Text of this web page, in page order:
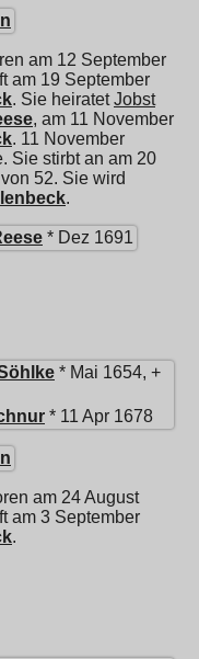
am 12 September
am 19 September
. Sie heiratetJobst
, am 11 November
. 11 November
Sie stirbt an am 20
52. Sie wird
.
* Dez 1691
* Mai 1654, +
* 11 Apr 1678
am 24 August
am 3 September
.